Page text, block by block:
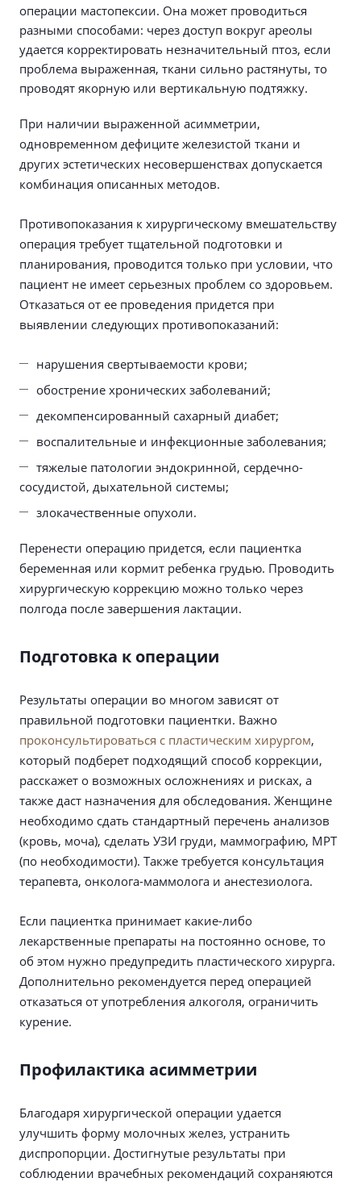
операции мастопексии. Она может проводиться
разными способами: через доступ вокруг ареолы
удается корректировать незначительный птоз, если
проблема выраженная, ткани сильно растянуты, то
проводят якорную или вертикальную подтяжку.
При наличии выраженной асимметрии,
одновременном дефиците железистой ткани и
других эстетических несовершенствах допускается
комбинация описанных методов.
Противопоказания к хирургическому вмешательству
операция требует тщательной подготовки и
планирования, проводится только при условии, что
пациент не имеет серьезных проблем со здоровьем.
Отказаться от ее проведения придется при
выявлении следующих противопоказаний:
нарушения свертываемости крови;
обострение хронических заболеваний;
декомпенсированный сахарный диабет;
воспалительные и инфекционные заболевания;
тяжелые патологии эндокринной, сердечно-
сосудистой, дыхательной системы;
злокачественные опухоли.
Перенести операцию придется, если пациентка
беременная или кормит ребенка грудью. Проводить
хирургическую коррекцию можно только через
полгода после завершения лактации.
Подготовка к операции
Результаты операции во многом зависят от
правильной подготовки пациентки. Важно
проконсультироваться с пластическим хирургом,
который подберет подходящий способ коррекции,
расскажет о возможных осложнениях и рисках, а
также даст назначения для обследования. Женщине
необходимо сдать стандартный перечень анализов
(кровь, моча), сделать УЗИ груди, маммографию, МРТ
(по необходимости). Также требуется консультация
терапевта, онколога-маммолога и анестезиолога.
Если пациентка принимает какие-либо
лекарственные препараты на постоянно основе, то
об этом нужно предупредить пластического хирурга.
Дополнительно рекомендуется перед операцией
отказаться от употребления алкоголя, ограничить
курение.
Профилактика асимметрии
Благодаря хирургической операции удается
улучшить форму молочных желез, устранить
диспропорции. Достигнутые результаты при
соблюдении врачебных рекомендаций сохраняются